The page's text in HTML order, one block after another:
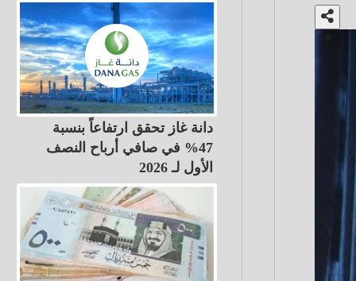
دانة غاز تحقق ارتفاعاً بنسبة
47% في صافي أرباح النصف
الأول لـ 2026